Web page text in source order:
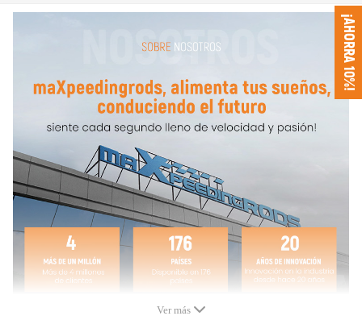
- Cantidad de bielas de viga H: 4 piezas como se muestra en la
- Pernos: Incluidos los pernos ARP 2000
- Nota: Costo extra por actualizar a pernos ARP L19
- Tamaño de los pernos: pernos ARP 2000 de 3/8"
- Tolerancia: Equilibrado a +/- 1 gramo en conjunto
- Agujero del perno del pistón: +-4/1000 mm
-Potencia: 600~800HP
- Fuerza de sujeción (PSI): 200.000 - 230.000 psi Torque: 48ft ≈
65 NM
- Aceleración máxima: 7000-9000 rpm
- Garantía: 1 años de garantía por cualquier defecto de fabricación
Ver más
¡AHORRA 10%!